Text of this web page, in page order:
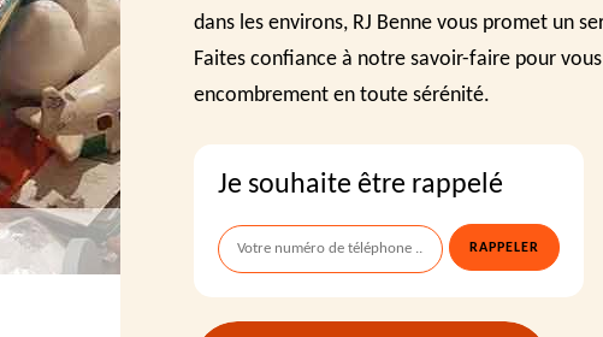
dans les environs, RJ Benne vous promet un
Faites confiance à notre savoir-faire pour
encombrement en toute sérénité.
Je souhaite être rappelé